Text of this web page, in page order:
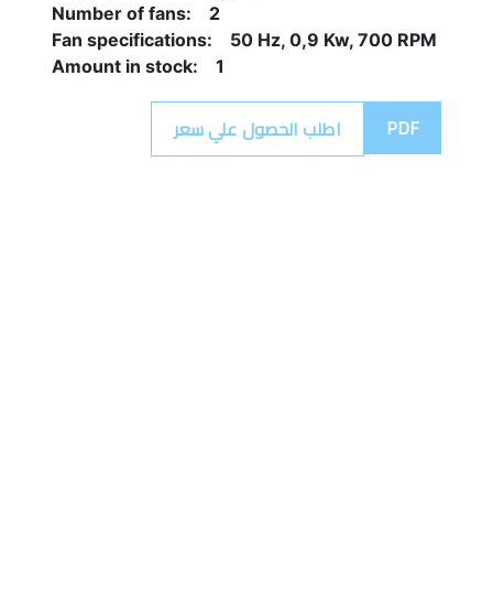
Number of fans:    2
Fan specifications:    50 Hz, 0,9 Kw, 700 RPM
Amount in stock:    1
PDF اطلب الحصول علي سعر